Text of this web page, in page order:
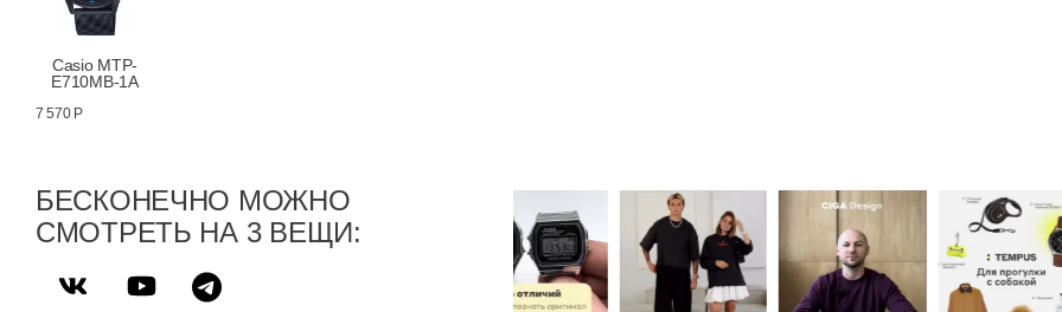
Casio MTP-
E710MB-1A
7 570 Р
БЕСКОНЕЧНО МОЖНО
СМОТРЕТЬ НА 3 ВЕЩИ: